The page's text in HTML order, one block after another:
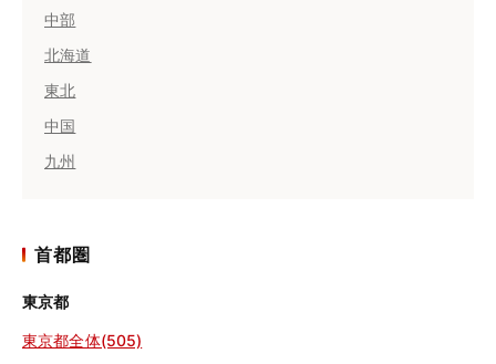
中部
北海道
東北
中国
九州
首都圏
東京都
東京都全体(505)